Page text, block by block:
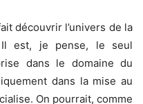
découvrir l’univers de la
Il est, je pense, le seul
dans le domaine du
dans la mise au
On pourrait, comme